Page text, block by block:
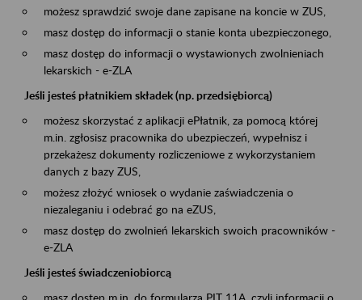
możesz sprawdzić swoje dane zapisane na koncie w ZUS,
masz dostęp do informacji o stanie konta ubezpieczonego,
masz dostęp do informacji o wystawionych zwolnieniach
lekarskich - e-ZLA
Jeśli jesteś płatnikiem składek (np. przedsiębiorcą)
możesz skorzystać z aplikacji ePłatnik, za pomocą której
m.in. zgłosisz pracownika do ubezpieczeń, wypełnisz i
przekażesz dokumenty rozliczeniowe z wykorzystaniem
danych z bazy ZUS,
możesz złożyć wniosek o wydanie zaświadczenia o
niezaleganiu i odebrać go na eZUS,
masz dostęp do zwolnień lekarskich swoich pracowników -
e-ZLA
Jeśli jesteś świadczeniobiorcą